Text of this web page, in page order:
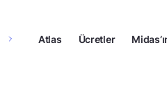
Atlas Ücretler